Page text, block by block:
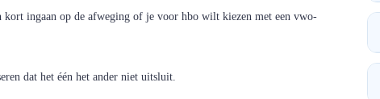
ingaan op de afweging of je voor hbo wilt kiezen met een vwo-
dat het één het ander niet uitsluit.